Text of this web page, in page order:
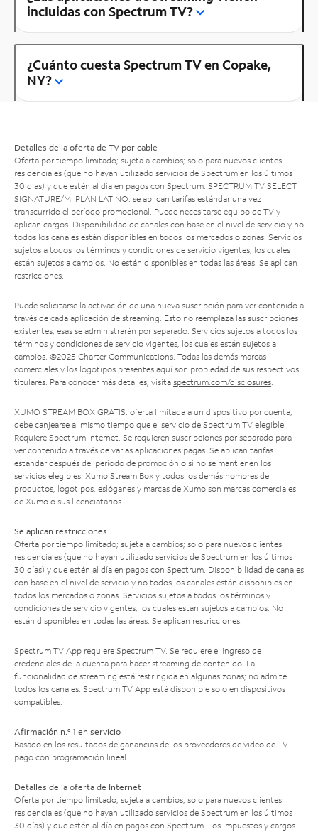
incluidas con Spectrum TV?
¿Cuánto cuesta Spectrum TV en Copake,
NY?
Detalles de la oferta de TV por cable
Oferta por tiempo limitado; sujeta a cambios; solo para nuevos clientes
residenciales (que no hayan utilizado servicios de Spectrum en los últimos
30 días) y que estén al día en pagos con Spectrum. SPECTRUM TV SELECT
SIGNATURE/MI PLAN LATINO: se aplican tarifas estándar una vez
transcurrido el período promocional. Puede necesitarse equipo de TV y
aplican cargos. Disponibilidad de canales con base en el nivel de servicio y no
todos los canales están disponibles en todos los mercados o zonas. Servicios
sujetos a todos los términos y condiciones de servicio vigentes, los cuales
están sujetos a cambios. No están disponibles en todas las áreas. Se aplican
restricciones.
Puede solicitarse la activación de una nueva suscripción para ver contenido a
través de cada aplicación de streaming. Esto no reemplaza las suscripciones
existentes; esas se administrarán por separado. Servicios sujetos a todos los
términos y condiciones de servicio vigentes, los cuales están sujetos a
cambios. ©2025 Charter Communications. Todas las demás marcas
comerciales y los logotipos presentes aquí son propiedad de sus respectivos
titulares. Para conocer más detalles, visita spectrum.com/disclosures.
XUMO STREAM BOX GRATIS: oferta limitada a un dispositivo por cuenta;
debe canjearse al mismo tiempo que el servicio de Spectrum TV elegible.
Requiere Spectrum Internet. Se requieren suscripciones por separado para
ver contenido a través de varias aplicaciones pagas. Se aplican tarifas
estándar después del período de promoción o si no se mantienen los
servicios elegibles. Xumo Stream Box y todos los demás nombres de
productos, logotipos, eslóganes y marcas de Xumo son marcas comerciales
de Xumo o sus licenciatarios.
Se aplican restricciones
Oferta por tiempo limitado; sujeta a cambios; solo para nuevos clientes
residenciales (que no hayan utilizado servicios de Spectrum en los últimos
30 días) y que estén al día en pagos con Spectrum. Disponibilidad de canales
con base en el nivel de servicio y no todos los canales están disponibles en
todos los mercados o zonas. Servicios sujetos a todos los términos y
condiciones de servicio vigentes, los cuales están sujetos a cambios. No
están disponibles en todas las áreas. Se aplican restricciones.
Spectrum TV App requiere Spectrum TV. Se requiere el ingreso de
credenciales de la cuenta para hacer streaming de contenido. La
funcionalidad de streaming está restringida en algunas zonas; no admite
todos los canales. Spectrum TV App está disponible solo en dispositivos
compatibles.
Afirmación n.º 1 en servicio
Basado en los resultados de ganancias de los proveedores de video de TV
pago con programación lineal.
Detalles de la oferta de Internet
Oferta por tiempo limitado; sujeta a cambios; solo para nuevos clientes
residenciales (que no hayan utilizado servicios de Spectrum en los últimos
30 días) y que estén al día en pagos con Spectrum. Los impuestos y cargos